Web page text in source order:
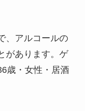
、アルコールの
があります。ゲ
歳・女性・居酒